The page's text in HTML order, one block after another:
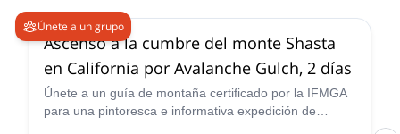
Únete a un grupo
Ascenso a la cumbre del monte Shasta
en California por Avalanche Gulch, 2 días
Únete a un guía de montaña certificado por la IFMGA
para una pintoresca e informativa expedición de